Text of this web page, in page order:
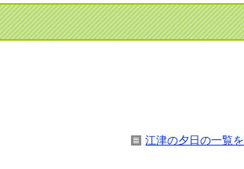
江津の夕日の一覧